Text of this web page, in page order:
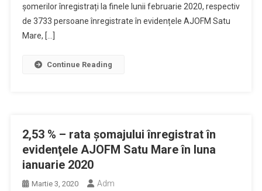
șomerilor înregistrați la finele lunii februarie 2020, respectiv
de 3733 persoane înregistrate în evidențele AJOFM Satu
Mare, […]
Continue Reading
2,53 % – rata şomajului înregistrat în
evidenţele AJOFM Satu Mare în luna
ianuarie 2020
Martie 3, 2020 Adm